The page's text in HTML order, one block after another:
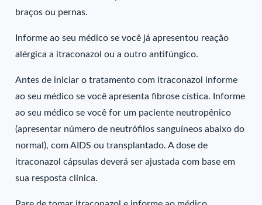
braços ou pernas.
Informe ao seu médico se você já apresentou reação
alérgica a itraconazol ou a outro antifúngico.
Antes de iniciar o tratamento com itraconazol informe
ao seu médico se você apresenta fibrose cística. Informe
ao seu médico se você for um paciente neutropênico
(apresentar número de neutrófilos sanguíneos abaixo do
normal), com AIDS ou transplantado. A dose de
itraconazol cápsulas deverá ser ajustada com base em
sua resposta clínica.